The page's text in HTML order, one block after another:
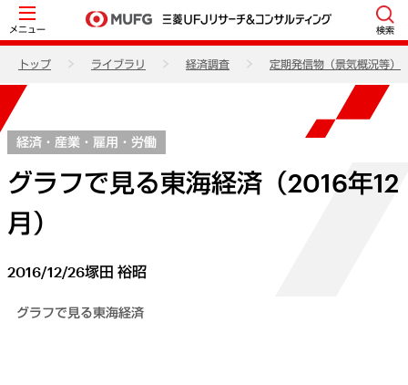
メニュー 検索
トップ ライブラリ 経済調査 定期発信物（景気概況等）
経済・産業・雇用・労働
グラフで見る東海経済（2016年12
月）
2016/12/26塚田 裕昭
グラフで見る東海経済